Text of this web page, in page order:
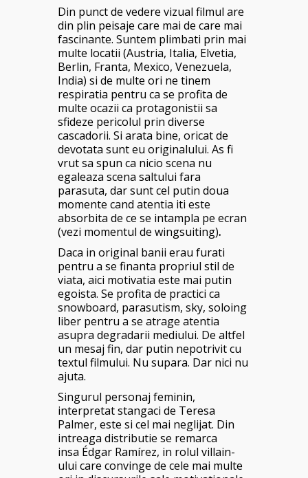
Din punct de vedere vizual filmul are
din plin peisaje care mai de care mai
fascinante. Suntem plimbati prin mai
multe locatii (Austria, Italia, Elvetia,
Berlin, Franta, Mexico, Venezuela,
India) si de multe ori ne tinem
respiratia pentru ca se profita de
multe ocazii ca protagonistii sa
sfideze pericolul prin diverse
cascadorii. Si arata bine, oricat de
devotata sunt eu originalului. As fi
vrut sa spun ca nicio scena nu
egaleaza scena saltului fara
parasuta, dar sunt cel putin doua
momente cand atentia iti este
absorbita de ce se intampla pe ecran
(vezi momentul de wingsuiting).
Daca in original banii erau furati
pentru a se finanta propriul stil de
viata, aici motivatia este mai putin
egoista. Se profita de practici ca
snowboard, parasutism, sky, soloing
liber pentru a se atrage atentia
asupra degradarii mediului. De altfel
un mesaj fin, dar putin nepotrivit cu
textul filmului. Nu supara. Dar nici nu
ajuta.
Singurul personaj feminin,
interpretat stangaci de Teresa
Palmer, este si cel mai neglijat. Din
intreaga distributie se remarca
insa Édgar Ramírez, in rolul villain-
ului care convinge de cele mai multe